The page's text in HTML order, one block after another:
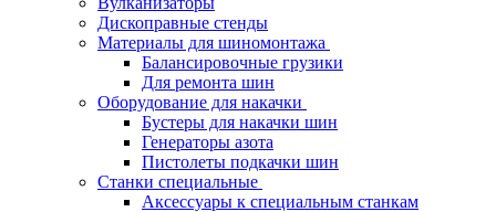
Дископравные стенды
Материалы для шиномонтажа
Балансировочные грузики
Для ремонта шин
Оборудование для накачки
Бустеры для накачки шин
Генераторы азота
Пистолеты подкачки шин
Станки специальные
Аксессуары к специальным станкам